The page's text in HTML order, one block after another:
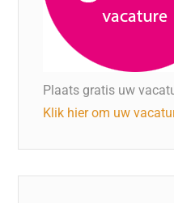
Plaats gratis uw
Klik hier om uw